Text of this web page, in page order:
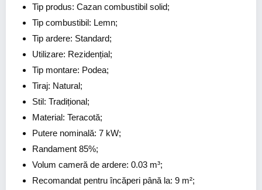
Tip produs: Cazan combustibil solid;
Tip combustibil: Lemn;
Tip ardere: Standard;
Utilizare: Rezidențial;
Tip montare: Podea;
Tiraj: Natural;
Stil: Tradițional;
Material: Teracotă;
Putere nominală: 7 kW;
Randament 85%;
Volum cameră de ardere: 0.03 m³;
Recomandat pentru încăperi până la: 9 m²;